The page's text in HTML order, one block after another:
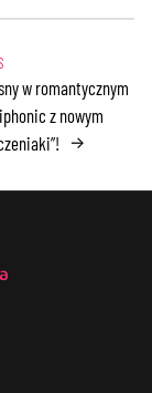
w romantycznym
z nowym
→